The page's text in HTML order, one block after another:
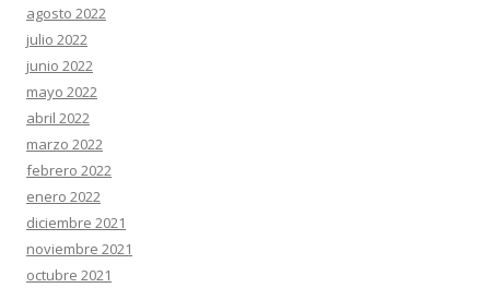
agosto 2022
julio 2022
junio 2022
mayo 2022
abril 2022
marzo 2022
febrero 2022
enero 2022
diciembre 2021
noviembre 2021
octubre 2021